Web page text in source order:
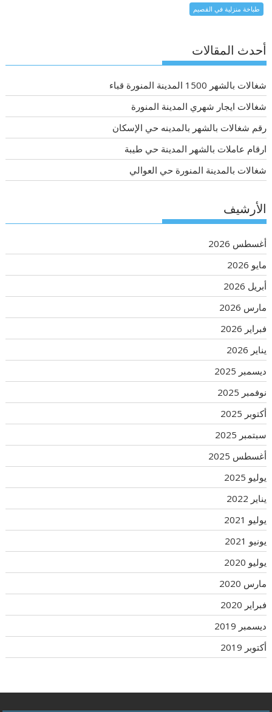
طباخة منزلية في القصيم
أحدث المقالات
شغالات بالشهر 1500 المدينة المنورة قباء
شغالات ايجار شهري المدينة المنورة
رقم شغالات بالشهر بالمدينه حي الإسكان
ارقام عاملات بالشهر المدينة حي طيبة
شغالات بالمدينة المنورة حي العوالي
الأرشيف
أغسطس 2026
مايو 2026
أبريل 2026
مارس 2026
فبراير 2026
يناير 2026
ديسمبر 2025
نوفمبر 2025
أكتوبر 2025
سبتمبر 2025
أغسطس 2025
يوليو 2025
يناير 2022
يوليو 2021
يونيو 2021
يوليو 2020
مارس 2020
فبراير 2020
ديسمبر 2019
أكتوبر 2019